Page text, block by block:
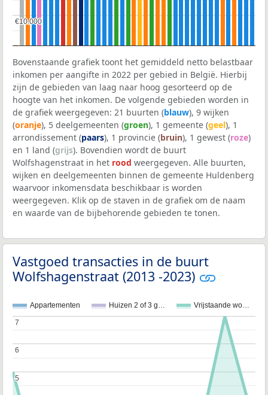
€10.000
€10.000
Bovenstaande grafiek toont het gemiddeld netto belastbaar
inkomen per aangifte in 2022 per gebied in België. Hierbij
zijn de gebieden van laag naar hoog gesorteerd op de
hoogte van het inkomen. De volgende gebieden worden in
de grafiek weergegeven: 21 buurten (blauw), 9 wijken
(oranje), 5 deelgemeenten (groen), 1 gemeente (geel), 1
arrondissement (paars), 1 provincie (bruin), 1 gewest (roze)
en 1 land (grijs). Bovendien wordt de buurt
Wolfshagenstraat in het rood weergegeven. Alle buurten,
wijken en deelgemeenten binnen de gemeente Huldenberg
waarvoor inkomensdata beschikbaar is worden
weergegeven. Klik op de staven in de grafiek om de naam
en waarde van de bijbehorende gebieden te tonen.
Vastgoed transacties in de buurt
Wolfshagenstraat (2013 -2023)
Appartementen Huizen 2 of 3 g… Vrijstaande wo…
5
5
6
6
7
7